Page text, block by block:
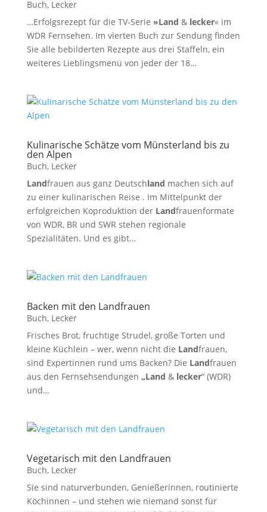
Buch, Lecker
…Erfolgsrezept für die TV-Serie »Land & lecker« im
WDR Fernsehen. Im vierten Buch zur Sendung finden
Sie alle bebilderten Rezepte aus drei Staffeln, ein
weiteres Lieblingsmenü von jeder der 18…
Kulinarische Schätze vom Münsterland bis zu
den Alpen
Buch, Lecker
Landfrauen aus ganz Deutschland machen sich auf
zu einer kulinarischen Reise . Im Mittelpunkt der
erfolgreichen Koproduktion der Landfrauenformate
von WDR, BR und SWR stehen regionale
Spezialitäten. Und es gibt…
Backen mit den Landfrauen
Buch, Lecker
Frisches Brot, fruchtige Strudel, große Torten und
kleine Küchlein – wer, wenn nicht die Landfrauen,
sind Expertinnen rund ums Backen? Die Landfrauen
aus den Fernsehsendungen „Land & lecker“ (WDR)
und…
Vegetarisch mit den Landfrauen
Buch, Lecker
Sie sind naturverbunden, Genießerinnen, routinierte
Köchinnen – und stehen wie niemand sonst für